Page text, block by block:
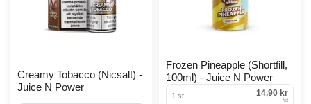
Creamy Tobacco (Nicsalt) -
Juice N Power
Frozen Pineapple (Shortfill,
100ml) - Juice N Power
1 st 14,90 kr
/st